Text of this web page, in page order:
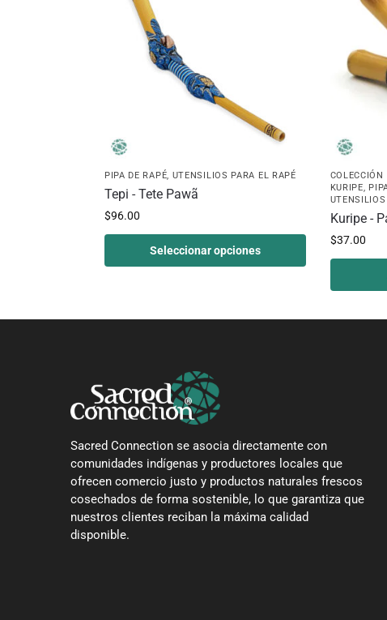
PIPA DE RAPÉ, UTENSILIOS PARA EL RAPÉ
Tepi - Tete Pawã
$96.00
Seleccionar opciones
COLECCIÓN
KURIPE,
Kuripe -
$37.00
Sacred Connection se asocia directamente con
comunidades indígenas y productores locales que
ofrecen comercio justo y productos naturales frescos
cosechados de forma sostenible, lo que garantiza que
nuestros clientes reciban la máxima calidad
disponible.